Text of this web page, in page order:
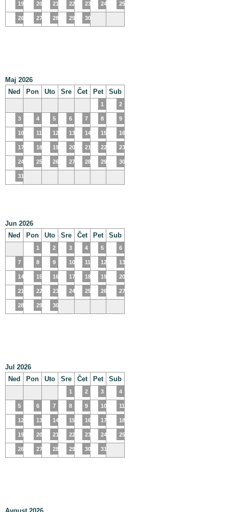
19 20 21 22 23 24 25
26 27 28 29 30
Maj 2026
Ned
Pon Uto Sre Čet Pet Sub
1 2
3 4 5 6 7 8 9
10 11 12 13 14 15 16
17 18 19 20 21 22 23
24 25 26 27 28 29 30
31
Jun 2026
Ned
Pon Uto Sre Čet Pet Sub
1 2 3 4 5 6
7 8 9 10 11 12 13
14 15 16 17 18 19 20
21 22 23 24 25 26 27
28 29 30
Jul 2026
Ned
Pon Uto Sre Čet Pet Sub
1 2 3 4
5 6 7 8 9 10 11
12 13 14 15 16 17 18
19 20 21 22 23 24 25
26 27 28 29 30 31